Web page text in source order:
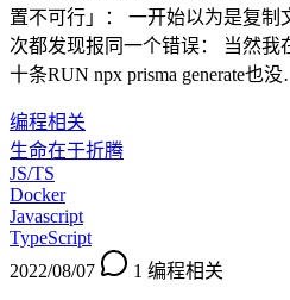
置不可行」： 一开始以为是复制
次都发现报同一个错误： 当然我
十条RUN npx prisma generate也
编程相关
生命在于折腾
JS/TS
Docker
Javascript
TypeScript
2022/08/07
1 编程相关